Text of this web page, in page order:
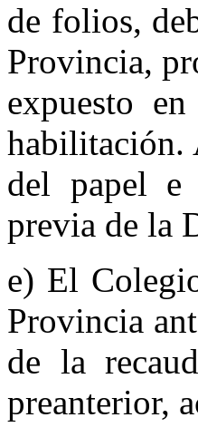
de folios,
Provincia,
expuesto
habilitación.
­del papel e
previa de la
e) El
Provincia
de la
preanterior,